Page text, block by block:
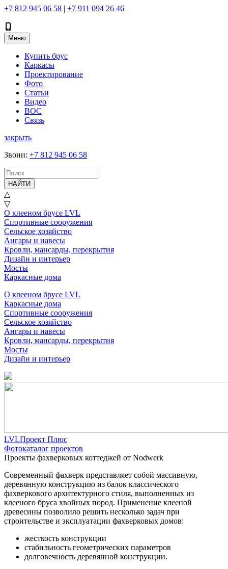
+7 812 945 06 58 | +7 911 094 26 46
Меню
Купить брус
Каркасы
Проектирование
Фото
Статьи
Видео
ВОС
Связь
закрыть
Звони: +7 812 945 06 58
НАЙТИ
△
▽
О клееном брусе LVL
Спортивные сооружения
Сельское хозяйство
Ангары и навесы
Кровли, мансарды, перекрытия
Дизайн и интерьер
Мосты
Каркасные дома
О клееном брусе LVL
Каркасные дома
Спортивные сооружения
Сельское хозяйство
Ангары и навесы
Кровли, мансарды, перекрытия
Мосты
Дизайн и интерьер
LVLПроект Плюс
Фотокаталог проектов
Проекты фахверковых коттеджей от Nodwerk
Современный фахверк представляет собой массивную,
деревянную конструкцию из балок классического
фахверкового архитектурного стиля, выполненных из
клееного бруса хвойных пород. Применение клееной
древесины позволило решить несколько задач при
строительстве и эксплуатации фахверковых домов:
жесткость конструкции
стабильность геометрических параметров
долговечность деревянной конструкции.